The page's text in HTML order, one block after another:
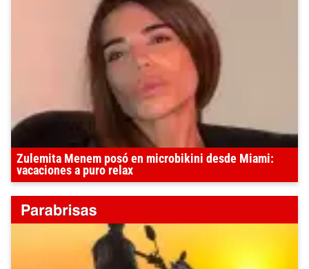
Zulemita Menem posó en microbikini desde Miami:
vacaciones a puro relax